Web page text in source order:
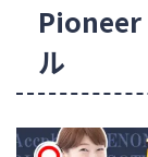
Pioneer
ル